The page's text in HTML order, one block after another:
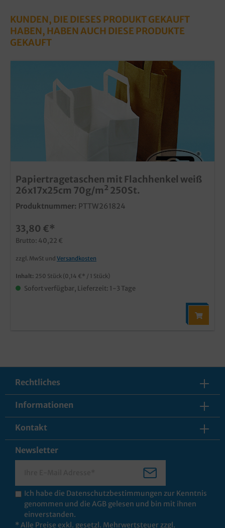
KUNDEN, DIE DIESES PRODUKT GEKAUFT
HABEN, HABEN AUCH DIESE PRODUKTE
GEKAUFT
Papiertragetaschen mit Flachhenkel weiß
26x17x25cm 70g/m² 250St.
Produktnummer: PTTW261824
33,80 €*
Brutto: 40,22 €
zzgl. MwSt und Versandkosten
Inhalt: 250 Stück (0,14 €* / 1 Stück)
Sofort verfügbar, Lieferzeit: 1-3 Tage
Rechtliches
Informationen
Kontakt
Newsletter
Ich habe die Datenschutzbestimmungen zur Kenntnis
genommen und die AGB gelesen und bin mit ihnen
einverstanden.
* Alle Preise exkl. gesetzl. Mehrwertsteuer zzgl.